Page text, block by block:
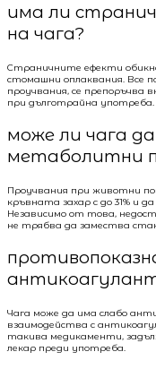
има ли
на чага?
Страничните ефекти
стомашни оплаквания. Все
проучвания, се препоръчва
при дълготрайна употреба.
може ли чага
метаболитни
Проучвания при животни
кръвната захар с до 31% и
Независимо от това,
не трябва да замества
Чага може да има слабо
взаимодейства с
такива медикаменти,
лекар преди употреба.